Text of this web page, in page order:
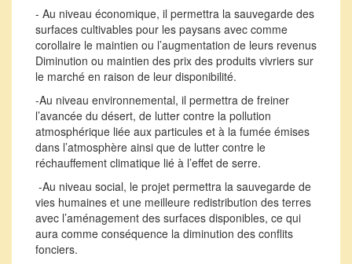
- Au niveau économique, il permettra la sauvegarde des
surfaces cultivables pour les paysans avec comme
corollaire le maintien ou l’augmentation de leurs revenus
Diminution ou maintien des prix des produits vivriers sur
le marché en raison de leur disponibilité.
-Au niveau environnemental, il permettra de freiner
l’avancée du désert, de lutter contre la pollution
atmosphérique liée aux particules et à la fumée émises
dans l’atmosphère ainsi que de lutter contre le
réchauffement climatique lié à l’effet de serre.
-Au niveau social, le projet permettra la sauvegarde de
vies humaines et une meilleure redistribution des terres
avec l’aménagement des surfaces disponibles, ce qui
aura comme conséquence la diminution des conflits
fonciers.